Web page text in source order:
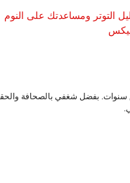
التوتر ومساعدتك على النوم
بفضل شغفي بالصحافة